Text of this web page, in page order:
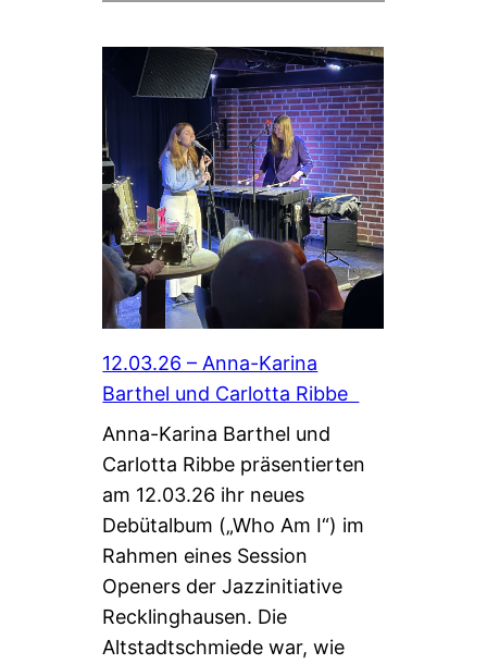
12.03.26 – Anna-Karina
Barthel und Carlotta Ribbe
Anna-Karina Barthel und
Carlotta Ribbe präsentierten
am 12.03.26 ihr neues
Debütalbum („Who Am I“) im
Rahmen eines Session
Openers der Jazzinitiative
Recklinghausen. Die
Altstadtschmiede war, wie